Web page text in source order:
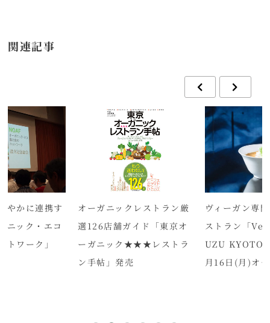
関連記事
レストラン厳
イド「東京オ
レストラ
ヴィーガン専門ラーメンレ
ストラン「Vegan Ramen
UZU KYOTO」2020年3
月16日(月)オープン！
オーガニック
100％「BIO-
ニックコット
ショーツ」新